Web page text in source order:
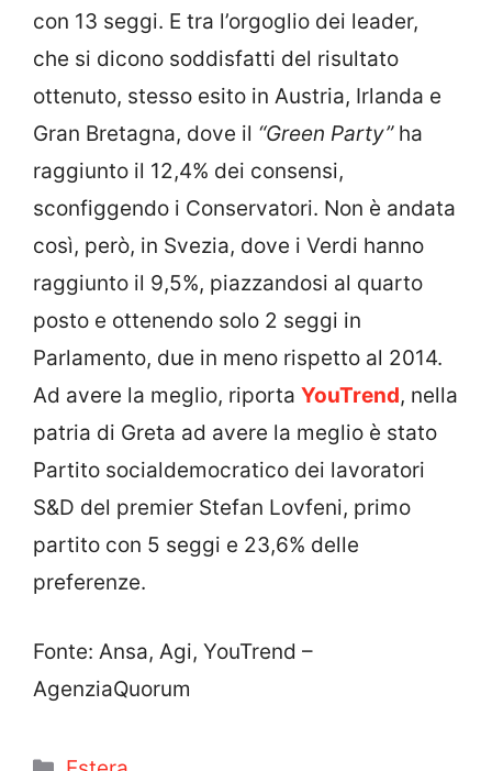
con 13 seggi. E tra l’orgoglio dei leader,
che si dicono soddisfatti del risultato
ottenuto, stesso esito in Austria, Irlanda e
Gran Bretagna, dove il “Green Party”ha
raggiunto il 12,4% dei consensi,
sconfiggendo i Conservatori. Non è andata
così, però, in Svezia, dove i Verdi hanno
raggiunto il 9,5%, piazzandosi al quarto
posto e ottenendo solo 2 seggi in
Parlamento, due in meno rispetto al 2014.
Ad avere la meglio, riporta YouTrend, nella
patria di Greta ad avere la meglio è stato
Partito socialdemocratico dei lavoratori
S&D del premier Stefan Lovfeni, primo
partito con 5 seggi e 23,6% delle
preferenze.
Fonte: Ansa, Agi, YouTrend –
AgenziaQuorum
Categorie